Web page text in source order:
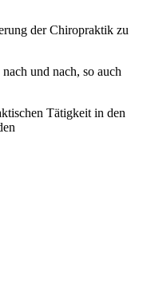
der Chiropraktik zu
und nach, so auch
Tätigkeit in den